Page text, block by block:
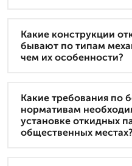
Какие конструкции
бывают по типам
чем их особенности?
Какие требования по
нормативам
установке откидных
общественных местах?